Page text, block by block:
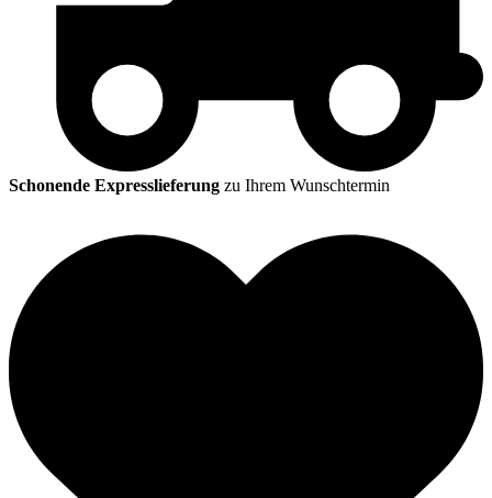
Schonende Expresslieferung zu Ihrem Wunschtermin